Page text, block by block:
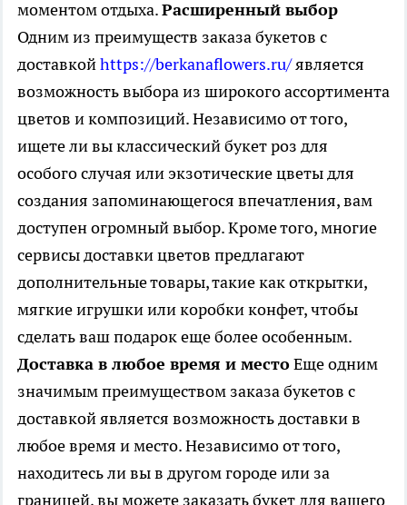
моментом отдыха.Расширенный выбор
Одним из преимуществ заказа букетов с
доставкойhttps://berkanaflowers.ru/является
возможность выбора из широкого ассортимента
цветов и композиций. Независимо от того,
ищете ли вы классический букет роз для
особого случая или экзотические цветы для
создания запоминающегося впечатления, вам
доступен огромный выбор. Кроме того, многие
сервисы доставки цветов предлагают
дополнительные товары, такие как открытки,
мягкие игрушки или коробки конфет, чтобы
сделать ваш подарок еще более особенным.
Доставка в любое время и местоЕще одним
значимым преимуществом заказа букетов с
доставкой является возможность доставки в
любое время и место. Независимо от того,
находитесь ли вы в другом городе или за
границей, вы можете заказать букет для вашего